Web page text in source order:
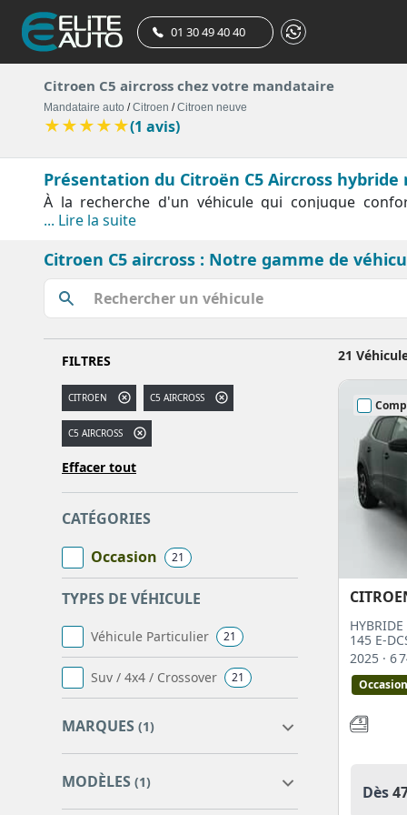
01 30 49 40 40
Citroen C5 aircross chez votre mandataire
Mandataire auto /Citroen /Citroen neuve
★★★★★(1 avis)
Présentation du Citroën C5 Aircross hybride
À la recherche d'un véhicule qui conjugue
probablement ce qu'il vous faut. De nombreuses
hybride rechargeable.
Figurant parmi les véhicules les plus prisés en
l'auto et le volume du coffre demeurent les mêmes.
Dans la même année, le SUV familial de la
s'agit du tout premier modèle hybride
pratique et plus classe.
... Lire la suite
Citroen C5 aircross : Notre gamme de
FILTRES
CITROEN C5 AIRCROSS
C5 AIRCROSS
Effacer tout
CATÉGORIES
Occasion
21
TYPES DE VÉHICULE
Véhicule Particulier 21
Suv / 4x4 / Crossover 21
MARQUES (1)
MODÈLES (1)
21
145 E-
2025 · 6
Occasion
Dès